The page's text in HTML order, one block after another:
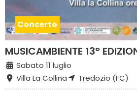
Concerto
MUSICAMBIENTE 13°
Sabato 11 luglio
Villa La Collina
Tredozio (FC)